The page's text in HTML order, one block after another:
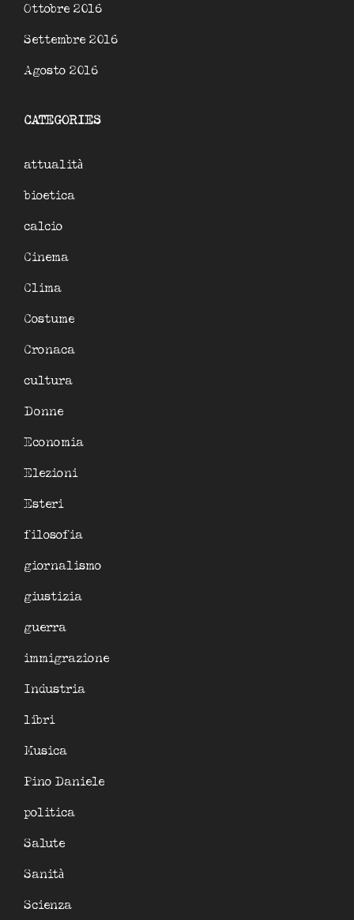
Ottobre 2016
Settembre 2016
Agosto 2016
CATEGORIES
attualità
bioetica
calcio
Cinema
Clima
Costume
Cronaca
cultura
Donne
Economia
Elezioni
Esteri
filosofia
giornalismo
giustizia
guerra
immigrazione
Industria
libri
Musica
Pino Daniele
politica
Salute
Sanità
Scienza